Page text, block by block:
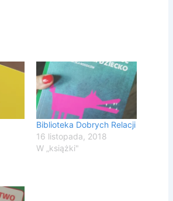
Biblioteka Dobrych Relacji
16 listopada, 2018
W „książki"